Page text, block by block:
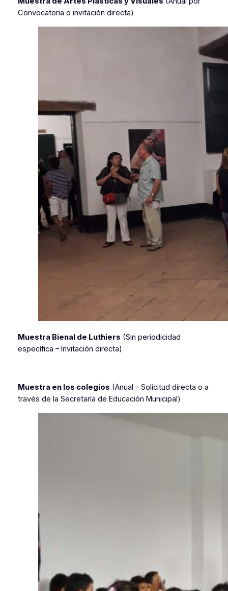
Convocatoria o invitación directa)
Muestra Bienal de Luthiers (Sin periodicidad
específica – Invitación directa)
Muestra en los colegios (Anual – Solicitud directa o a
través de la Secretaría de Educación Municipal)